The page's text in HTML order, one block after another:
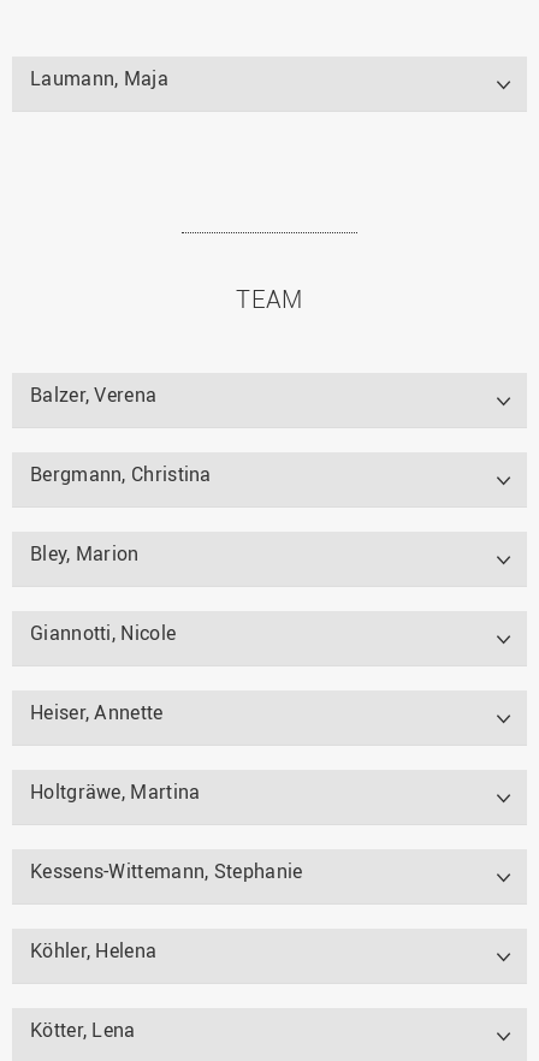
Laumann, Maja
TEAM
Balzer, Verena
Bergmann, Christina
Bley, Marion
Giannotti, Nicole
Heiser, Annette
Holtgräwe, Martina
Kessens-Wittemann, Stephanie
Köhler, Helena
Kötter, Lena